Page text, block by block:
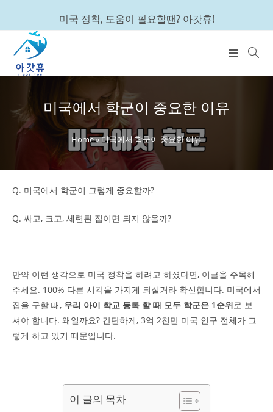
미국 정착, 도움이 필요할땐? 아갓휴!
미국에서 학군이 중요한 이유
Home»미국에서 학군이 중요한 이유
Q. 미국에서 학군이 그렇게 중요할까?
Q. 싸고, 크고, 세련된 집이면 되지 않을까?
만약 이런 생각으로 미국 정착을 하려고 하셨다면, 이글을 주목해
주세요. 100% 다른 시각을 가지게 되실거라 확신합니다. 미국에서
집을 구할 때, 우리 아이 학교 등록 할 때 모두 학군은 1순위로 보
셔야 합니다. 왜일까요? 간단하게, 3억 2천만 미국 인구 전체가 그
렇게 하고 있기 때문입니다.
이 글의 목차